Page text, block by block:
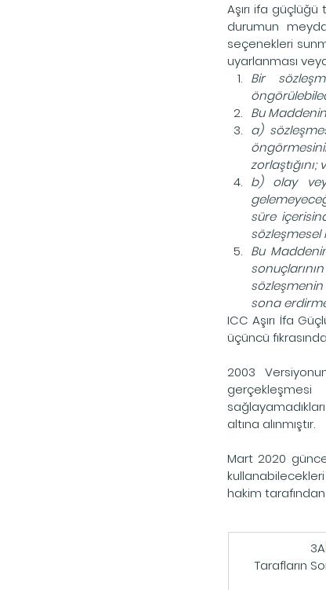
Aşırı ifa
durumun
seçenekleri
uyarlanması
Bir
Bu
a)
zorlaştığını;
b) olay
süre
sözleşmesel
Bu
sona
ICC Aşırı İfa
üçüncü
2003
altına alınmıştır.
Mart 2020
hakim
​3A
Tarafların